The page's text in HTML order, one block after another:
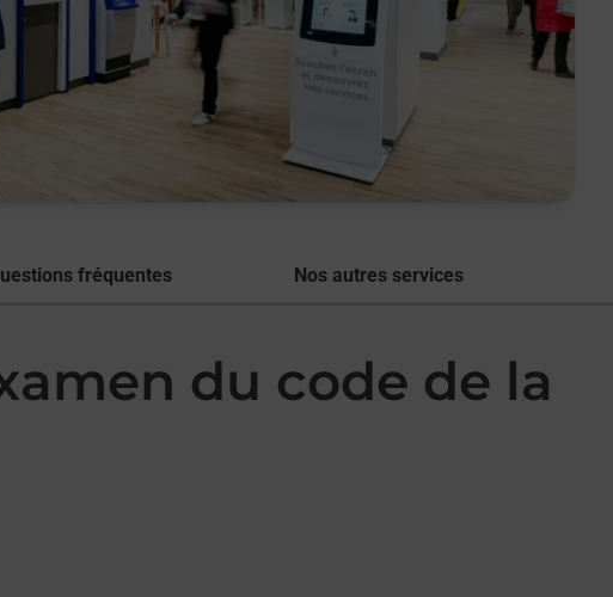
fréquentes Nos autres services
du code de la